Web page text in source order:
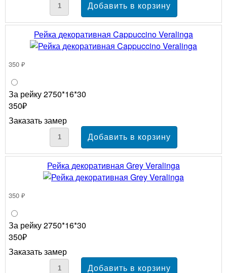
Рейка декоративная Cappuccino Veralinga
350 ₽
За рейку 2750*16*30
350₽
Заказать замер
Рейка декоративная Grey Veralinga
350 ₽
За рейку 2750*16*30
350₽
Заказать замер